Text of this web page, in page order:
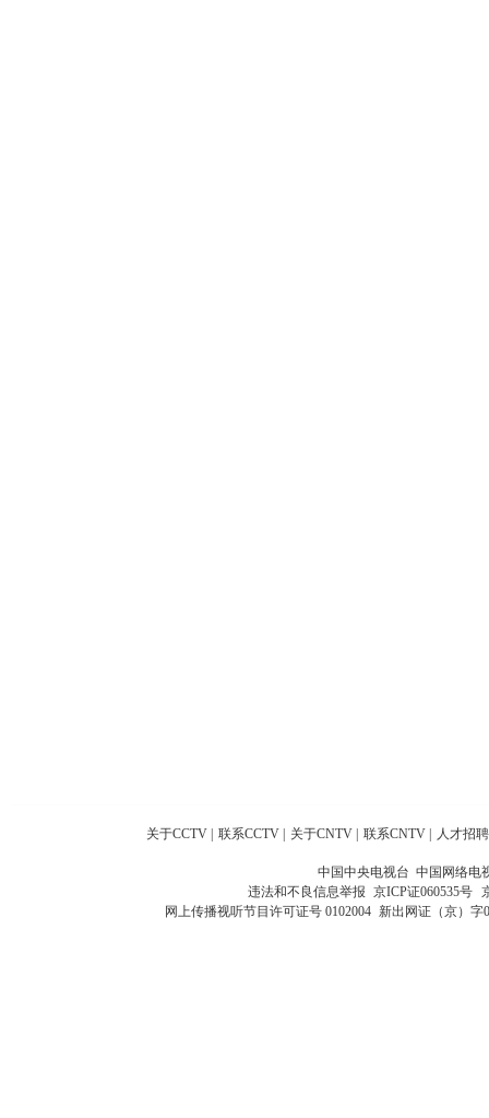
关于CCTV 联系CCTV 关于CNTV 联系CNTV 人才招聘
中国中央电视台 中国网络电
违法和不良信息举报 京ICP证060535号
网上传播视听节目许可证号 0102004 新出网证（京）